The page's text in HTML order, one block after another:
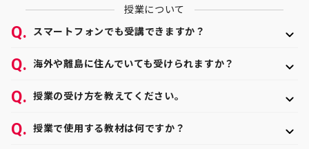
授業について
スマートフォンでも受講できますか？
ブレット、PCなどで受講していただくことができま
Fi回線なしで利用できるタブレット貸し出し（有料）
海外や離島に住んでいても受けられますか？
離島にお住まいの方にも多くご利用いただいておりま
対応できますので、お気軽にご相談ください。
授業の受け方を教えてください。
おりますので、授業時間になりましたら事前にお送り
授業で使用する教材は何ですか？